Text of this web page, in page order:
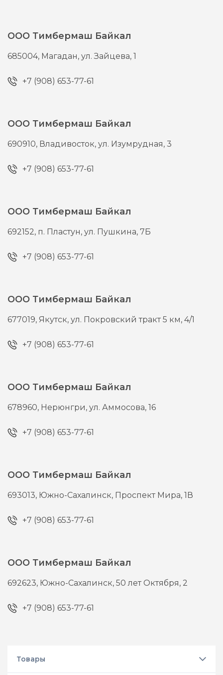
ООО Тимбермаш Байкал
685004, Магадан,ул. Зайцева, 1
+7 (908) 653-77-61
ООО Тимбермаш Байкал
690910, Владивосток,ул. Изумрудная, 3
+7 (908) 653-77-61
ООО Тимбермаш Байкал
692152, п. Пластун,ул. Пушкина, 7Б
+7 (908) 653-77-61
ООО Тимбермаш Байкал
677019, Якутск,ул. Покровский тракт 5 км, 4/1
+7 (908) 653-77-61
ООО Тимбермаш Байкал
678960, Нерюнгри,ул. Аммосова, 16
+7 (908) 653-77-61
ООО Тимбермаш Байкал
693013, Южно-Сахалинск, Проспект Мира, 1В
+7 (908) 653-77-61
ООО Тимбермаш Байкал
692623, Южно-Сахалинск,50 лет Октября, 2
+7 (908) 653-77-61
Товары